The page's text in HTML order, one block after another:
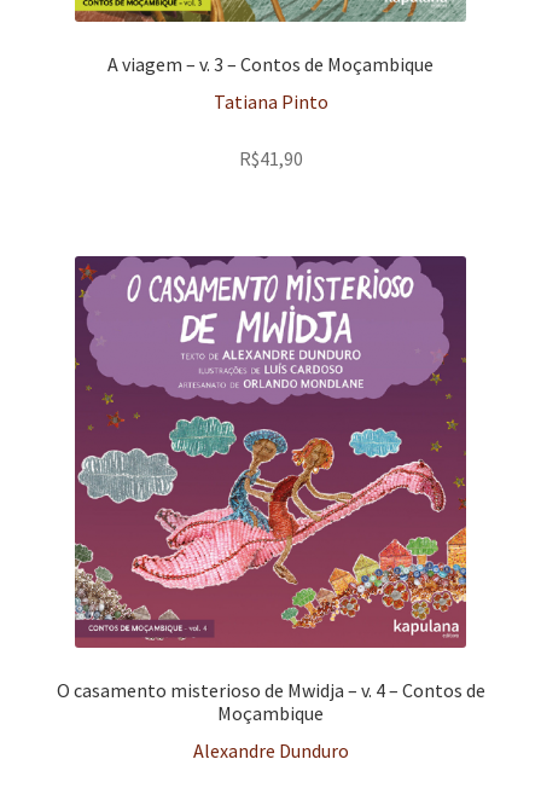
A viagem – v. 3 – Contos de Moçambique
Tatiana Pinto
R$41,90
O casamento misterioso de Mwidja – v. 4 – Contos de
Moçambique
Alexandre Dunduro